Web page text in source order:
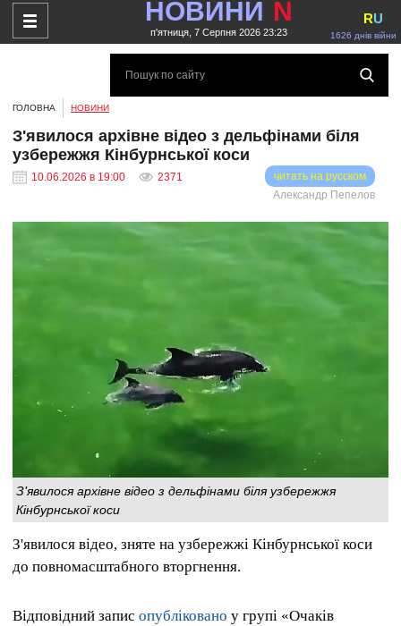
НОВИНИ N
п'ятниця, 7 Серпня 2026 23:23 1626 днів війни
RU
ГОЛОВНА НОВИНИ
З'явилося архівне відео з дельфінами біля
узбережжя Кінбурнської коси
10.06.2026 в 19:00 2371
читать на русском
Александр Пепелов
З'явилося архівне відео з дельфінами біля узбережжя
Кінбурнської коси
З'явилося відео, зняте на узбережжі Кінбурнської коси
до повномасштабного вторгнення.
Відповідний запис опубліковано у групі «Очаків